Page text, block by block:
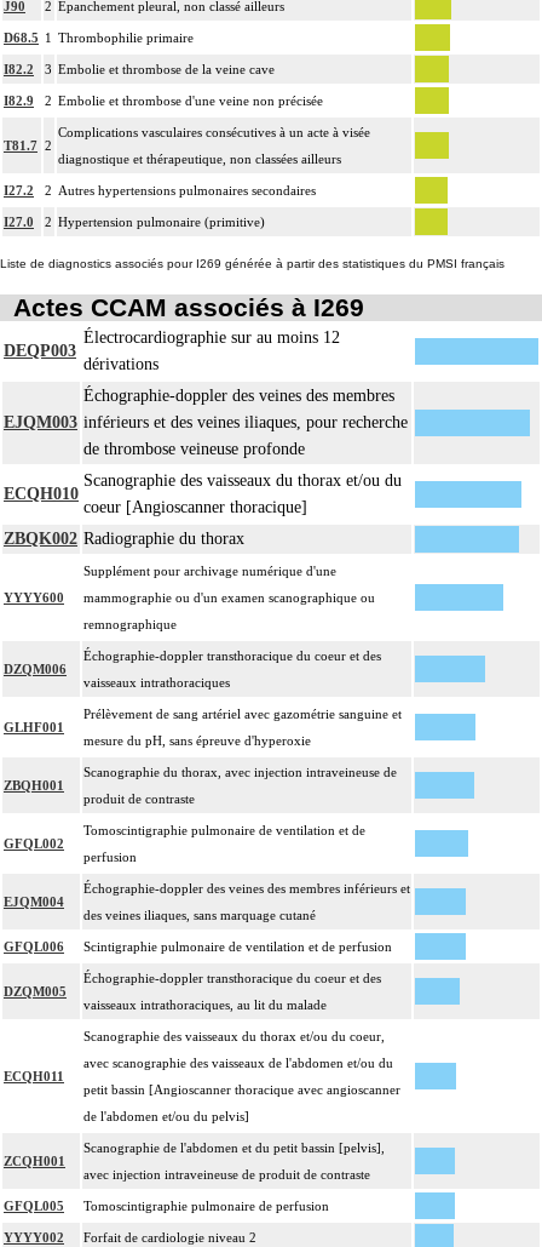
J90 2 Épanchement pleural, non classé ailleurs
D68.5 1 Thrombophilie primaire
I82.2 3 Embolie et thrombose de la veine cave
I82.9 2 Embolie et thrombose d'une veine non précisée
T81.7 2
Complications vasculaires consécutives à un acte à visée
diagnostique et thérapeutique, non classées ailleurs
I27.2 2 Autres hypertensions pulmonaires secondaires
I27.0 2 Hypertension pulmonaire (primitive)
Liste de diagnostics associés pour I269 générée à partir des statistiques du PMSI français
Actes CCAM associés à I269
DEQP003
Électrocardiographie sur au moins 12
dérivations
EJQM003
Échographie-doppler des veines des membres
inférieurs et des veines iliaques, pour recherche
de thrombose veineuse profonde
ECQH010
Scanographie des vaisseaux du thorax et/ou du
coeur [Angioscanner thoracique]
ZBQK002 Radiographie du thorax
YYYY600
Supplément pour archivage numérique d'une
mammographie ou d'un examen scanographique ou
remnographique
DZQM006
Échographie-doppler transthoracique du coeur et des
vaisseaux intrathoraciques
GLHF001
Prélèvement de sang artériel avec gazométrie sanguine et
mesure du pH, sans épreuve d'hyperoxie
ZBQH001
Scanographie du thorax, avec injection intraveineuse de
produit de contraste
GFQL002
Tomoscintigraphie pulmonaire de ventilation et de
perfusion
EJQM004
Échographie-doppler des veines des membres inférieurs et
des veines iliaques, sans marquage cutané
GFQL006 Scintigraphie pulmonaire de ventilation et de perfusion
DZQM005
Échographie-doppler transthoracique du coeur et des
vaisseaux intrathoraciques, au lit du malade
ECQH011
Scanographie des vaisseaux du thorax et/ou du coeur,
avec scanographie des vaisseaux de l'abdomen et/ou du
petit bassin [Angioscanner thoracique avec angioscanner
de l'abdomen et/ou du pelvis]
ZCQH001
Scanographie de l'abdomen et du petit bassin [pelvis],
avec injection intraveineuse de produit de contraste
GFQL005 Tomoscintigraphie pulmonaire de perfusion
YYYY002 Forfait de cardiologie niveau 2